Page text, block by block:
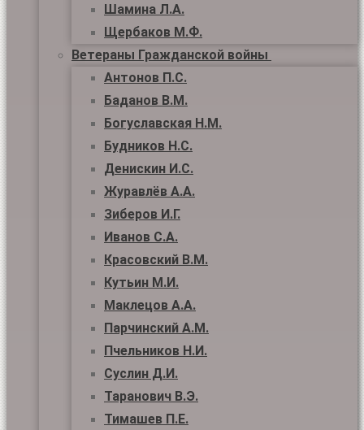
Шамина Л.А.
Щербаков М.Ф.
Ветераны Гражданской войны
Антонов П.С.
Баданов В.М.
Богуславская Н.М.
Будников Н.С.
Денискин И.С.
Журавлёв А.А.
Зиберов И.Г.
Иванов С.А.
Красовский В.М.
Кутьин М.И.
Маклецов А.А.
Парчинский А.М.
Пчельников Н.И.
Суслин Д.И.
Таранович В.Э.
Тимашев П.Е.